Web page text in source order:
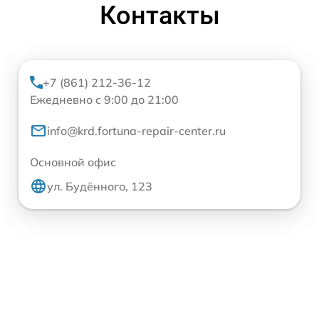
Контакты
+7 (861) 212-36-12
Ежедневно с 9:00 до 21:00
info@krd.fortuna-repair-center.ru
Основной офис
ул. Будённого, 123